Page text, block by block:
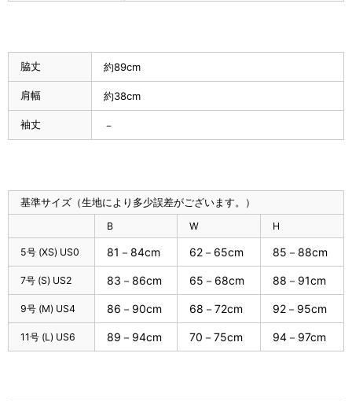
脇丈 約89cm
肩幅 約38cm
袖丈 －
基準サイズ（生地により多少誤差がございます。）
B W H
5号 (XS) US0 81－84cm 62－65cm 85－88cm
7号 (S) US2 83－86cm 65－68cm 88－91cm
9号 (M) US4 86－90cm 68－72cm 92－95cm
11号 (L) US6 89－94cm 70－75cm 94－97cm